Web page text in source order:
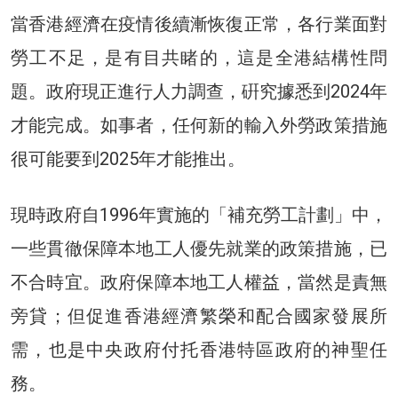
當香港經濟在疫情後續漸恢復正常，各行業面對
勞工不足，是有目共睹的，這是全港結構性問
題。政府現正進行人力調查，硏究據悉到2024年
才能完成。如事者，任何新的輸入外勞政策措施
很可能要到2025年才能推出。
現時政府自1996年實施的「補充勞工計劃」中，
一些貫徹保障本地工人優先就業的政策措施，已
不合時宜。政府保障本地工人權益，當然是責無
旁貸；但促進香港經濟繁榮和配合國家發展所
需，也是中央政府付托香港特區政府的神聖任
務。